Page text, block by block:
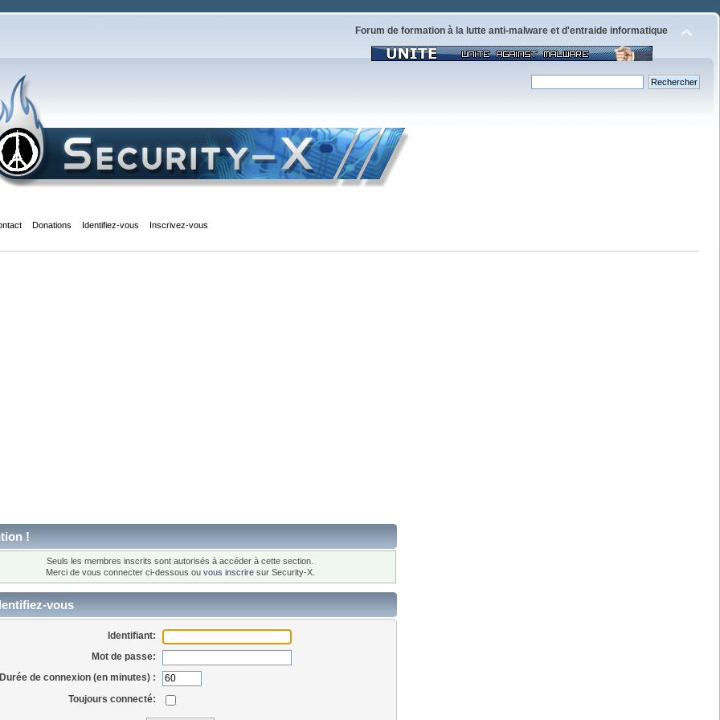
Forum de formation à la lutte anti-malware et d'entraide informatique
Donations Identifiez-vous Inscrivez-vous
!
Seuls les membres inscrits sont autorisés à accéder à cette section.
Merci de vous connecter ci-dessous ou vous inscriresur Security-X.
vous
Identifiant:
Mot de passe:
Durée de connexion (en minutes) :
Toujours connecté: